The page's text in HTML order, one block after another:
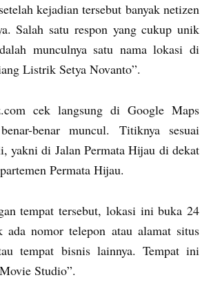
kejadian tersebut banyak netizen
Salah satu respon yang cukup unik
munculnya satu nama lokasi di
Listrik Setya Novanto”.
cek langsung di Google Maps
benar muncul. Titiknya sesuai
yakni di Jalan Permata Hijau di dekat
Permata Hijau.
tempat tersebut, lokasi ini buka 24
nomor telepon atau alamat situs
tempat bisnis lainnya. Tempat ini
Studio”.